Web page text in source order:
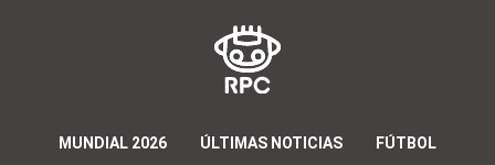
MUNDIAL 2026 ÚLTIMAS NOTICIAS FÚTBOL